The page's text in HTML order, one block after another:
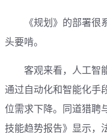
《规划》的部署很系
头要啃。
客观来看，人工智能
通过自动化和智能化手
位需求下降。同道猎聘
技能趋势报告》显示，